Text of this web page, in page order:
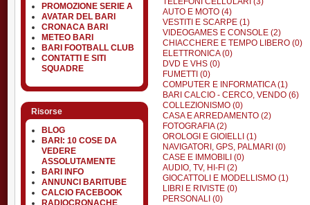
PROMOZIONE SERIE A
AVATAR DEL BARI
CRONACA BARI
METEO BARI
BARI FOOTBALL CLUB
CONTATTI E SITI
SQUADRE
Risorse
BLOG
BARI: 10 COSE DA
VEDERE
ASSOLUTAMENTE
BARI INFO
ANNUNCI BARITUBE
CALCIO FACEBOOK
RADIOCRONACHE
AUTO E MOTO (4)
VESTITI E SCARPE (1)
VIDEOGAMES E CONSOLE (2)
CHIACCHERE E TEMPO LIBERO (0)
ELETTRONICA (0)
DVD E VHS (0)
FUMETTI (0)
COMPUTER E INFORMATICA (1)
BARI CALCIO - CERCO, VENDO (6)
COLLEZIONISMO (0)
CASA E ARREDAMENTO (2)
FOTOGRAFIA (2)
OROLOGI E GIOIELLI (1)
NAVIGATORI, GPS, PALMARI (0)
CASE E IMMOBILI (0)
AUDIO, TV, HI-FI (2)
GIOCATTOLI E MODELLISMO (1)
LIBRI E RIVISTE (0)
PERSONALI (0)